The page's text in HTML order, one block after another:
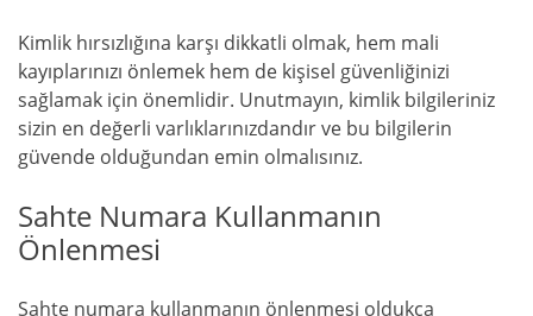
Kimlik hırsızlığına karşı dikkatli olmak, hem mali
kayıplarınızı önlemek hem de kişisel güvenliğinizi
sağlamak için önemlidir. Unutmayın, kimlik bilgileriniz
sizin en değerli varlıklarınızdandır ve bu bilgilerin
güvende olduğundan emin olmalısınız.
Sahte Numara Kullanmanın
Önlenmesi
Sahte numara kullanmanın önlenmesi oldukça